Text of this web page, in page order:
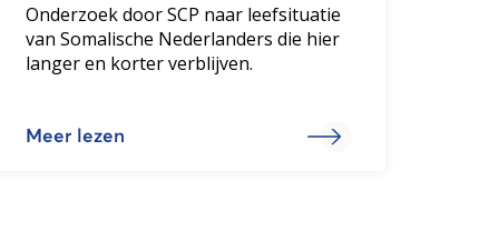
Onderzoek door SCP naar leefsituatie
van Somalische Nederlanders die hier
langer en korter verblijven.
Meer lezen